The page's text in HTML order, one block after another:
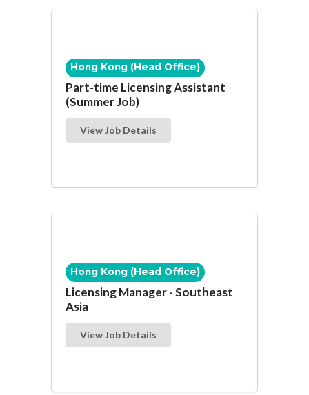
Hong Kong (Head Office)
Part-time Licensing Assistant
(Summer Job)
View Job Details
Hong Kong (Head Office)
Licensing Manager - Southeast
Asia
View Job Details